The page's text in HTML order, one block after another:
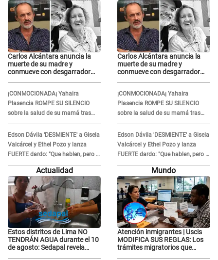
Carlos Alcántara anuncia la
muerte de su madre y
conmueve con desgarrador
¡CONMOCIONADA¡ Yahaira
Plasencia ROMPE SU SILENCIO
sobre la salud de su mamá tras
APARECER en centro oncológico:
“La oración tiene poder”
Edson Dávila 'DESMIENTE' a Gisela
Valcárcel y Ethel Pozo y lanza
FUERTE dardo: "Que hablen, pero la
verdad siempre se sabe"
Carlos Alcántara anuncia la
muerte de su madre y
conmueve con desgarrador
¡CONMOCIONADA¡ Yahaira
Plasencia ROMPE SU SILENCIO
sobre la salud de su mamá tras
APARECER en centro oncológico:
“La oración tiene poder”
Edson Dávila 'DESMIENTE' a Gisela
Valcárcel y Ethel Pozo y lanza
FUERTE dardo: "Que hablen, pero la
verdad siempre se sabe"
Actualidad
Estos distritos de Lima NO
TENDRÁN AGUA durante el 10
de agosto: Sedapal revela
Mundo
Atención inmigrantes | Uscis
MODIFICA SUS REGLAS: Los
trámites migratorios que